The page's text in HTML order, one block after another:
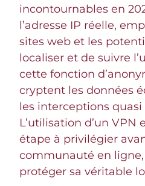
incontournables en
l’adresse IP réelle,
sites web et les
localiser et de suivre
cette fonction
cryptent les données
les interceptions quasi
L’utilisation d’un VPN
étape à privilégier
communauté en
protéger sa véritable